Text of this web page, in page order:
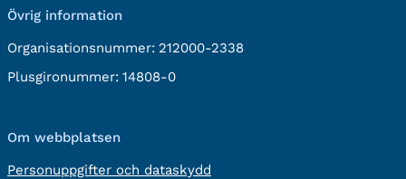
Övrig information
Organisationsnummer: 212000-2338
Plusgironummer: 14808-0
Om webbplatsen
Personuppgifter och dataskydd